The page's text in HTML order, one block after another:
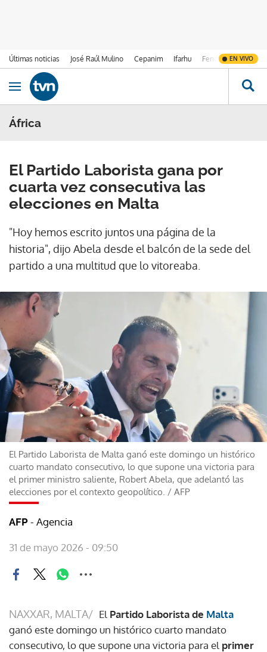
Últimas noticias José Raúl Mulino Cepanim Ifarhu Fenómeno de El
EN VIVO
Ir al contenido
Obrir navegació
África
El Partido Laborista gana por
cuarta vez consecutiva las
elecciones en Malta
"Hoy hemos escrito juntos una página de la
historia", dijo Abela desde el balcón de la sede del
partido a una multitud que lo vitoreaba.
El Partido Laborista de Malta ganó este domingo un histórico
cuarto mandato consecutivo, lo que supone una victoria para
el primer ministro saliente, Robert Abela, que adelantó las
elecciones por el contexto geopolítico. / AFP
AFP - Agencia
31 de mayo 2026 - 09:50
NAXXAR, MALTA/ El Partido Laborista de Malta
ganó este domingo un histórico cuarto mandato
consecutivo, lo que supone una victoria para el primer